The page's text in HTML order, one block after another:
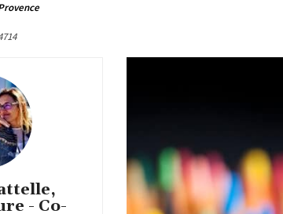
- Co-